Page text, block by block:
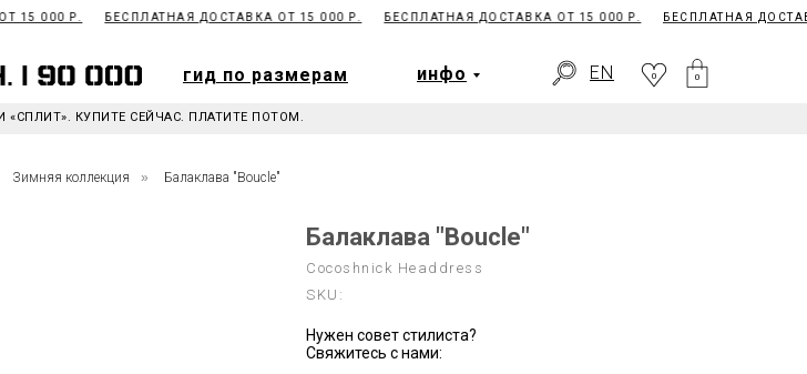
000 Р. БЕСПЛАТНАЯ ДОСТАВКА ОТ 15 000 Р. БЕСПЛАТНАЯ ДОСТАВКА ОТ 15 000 Р. БЕСПЛАТНАЯ
гид по размерам инфо EN
гид по размерам инфо EN 0 0
«СПЛИТ». КУПИТЕ СЕЙЧАС. ПЛАТИТЕ ПОТОМ.
Зимняя коллекция » Балаклава "Boucle"
Балаклава "Boucle"
Cocoshnick Headdress
SKU:
Нужен совет стилиста?
Свяжитесь с нами: